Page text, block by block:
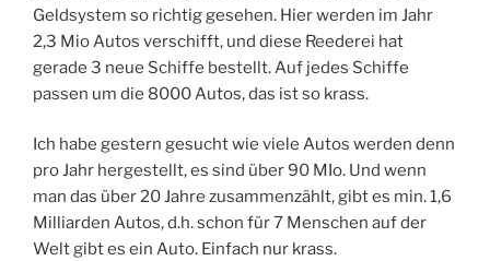
Geldsystem so richtig gesehen. Hier werden im Jahr
2,3 Mio Autos verschifft, und diese Reederei hat
gerade 3 neue Schiffe bestellt. Auf jedes Schiffe
passen um die 8000 Autos, das ist so krass.
Ich habe gestern gesucht wie viele Autos werden denn
pro Jahr hergestellt, es sind über 90 MIo. Und wenn
man das über 20 Jahre zusammenzählt, gibt es min. 1,6
Milliarden Autos, d.h. schon für 7 Menschen auf der
Welt gibt es ein Auto. Einfach nur krass.